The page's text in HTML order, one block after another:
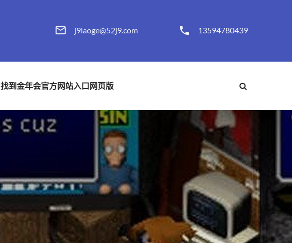
j9laoge@52j9.com 13594780439
找到金年会官方网站入口网页版